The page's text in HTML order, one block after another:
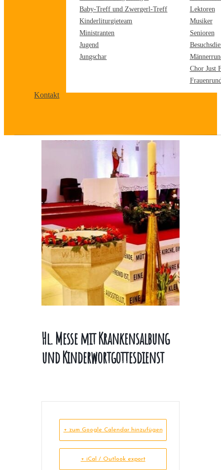
Baby-Treff und Zwergerl-Treff
Kinderliturgieteam
Ministranten
Jugend
Jungschar
Lektoren
Musiker
Senioren
Chor Just
Kontakt
Hl. Messe mit Krankensalbung
und Kinderwortgottesdienst
+ zum Google Calendar hinzufügen
+ iCal / Outlook export